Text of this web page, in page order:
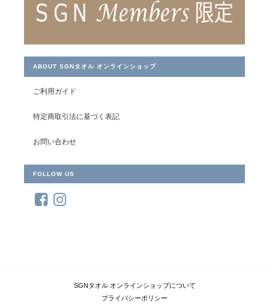
＜マカロンチェック＞バスタオル
マリン（水色）
杉野様 たくさんのタオルをありがとうございました。
＜LifE＞フェイスタオル
態等チョット心配でしたが 全く余計な心配でした。リーズナブル
り ”これ いいね！”と高評価でした。ありがとうございました。
2020/08/03
ABOUT SGNタオル オンラインショップ
ご利用ガイド
特定商取引法に基づく表記
お問い合わせ
FOLLOW US
SGNタオル オンラインショップについて
プライバシーポリシー